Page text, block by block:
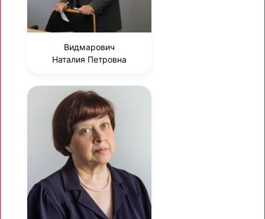
Видмарович
Наталия Петровна